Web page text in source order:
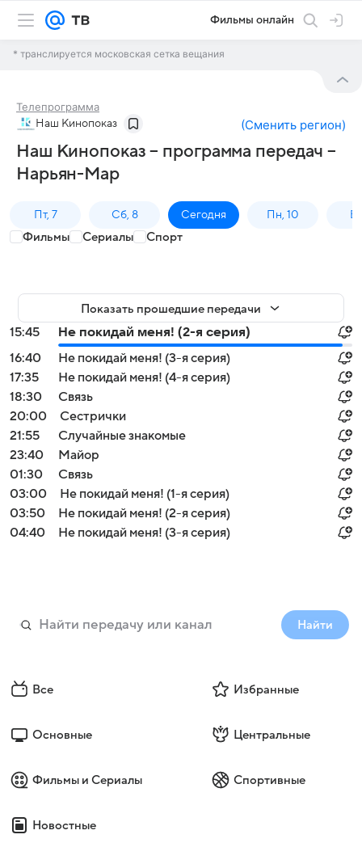
Фильмы онлайн
* транслируется московская сетка вещания
Телепрограмма
Наш Кинопоказ (Сменить регион)
Наш Кинопоказ – программа передач –
Нарьян-Мар
Пт, 7 Сб, 8 Сегодня Пн, 10
Фильмы Сериалы Спорт
Показать прошедшие передачи
15:45
Не покидай меня! (2-я серия)
16:40
Не покидай меня! (3-я серия)
17:35
Не покидай меня! (4-я серия)
18:30
Связь
20:00
Сестрички
21:55
Случайные знакомые
23:40
Майор
01:30
Связь
03:00
Не покидай меня! (1-я серия)
03:50
Не покидай меня! (2-я серия)
04:40
Не покидай меня! (3-я серия)
Найти
Все Избранные
Основные Центральные
Фильмы и Сериалы Спортивные
Новостные